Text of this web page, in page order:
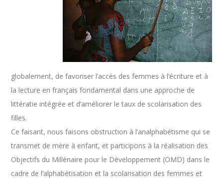
globalement, de favoriser l’accès des femmes à l’écriture et à
la lecture en français fondamental dans une approche de
littératie intégrée et d’améliorer le taux de scolarisation des
filles.
Ce faisant, nous faisons obstruction à l’analphabétisme qui se
transmet de mère à enfant, et participons à la réalisation des
Objectifs du Millénaire pour le Développement (OMD) dans le
cadre de l’alphabétisation et la scolarisation des femmes et